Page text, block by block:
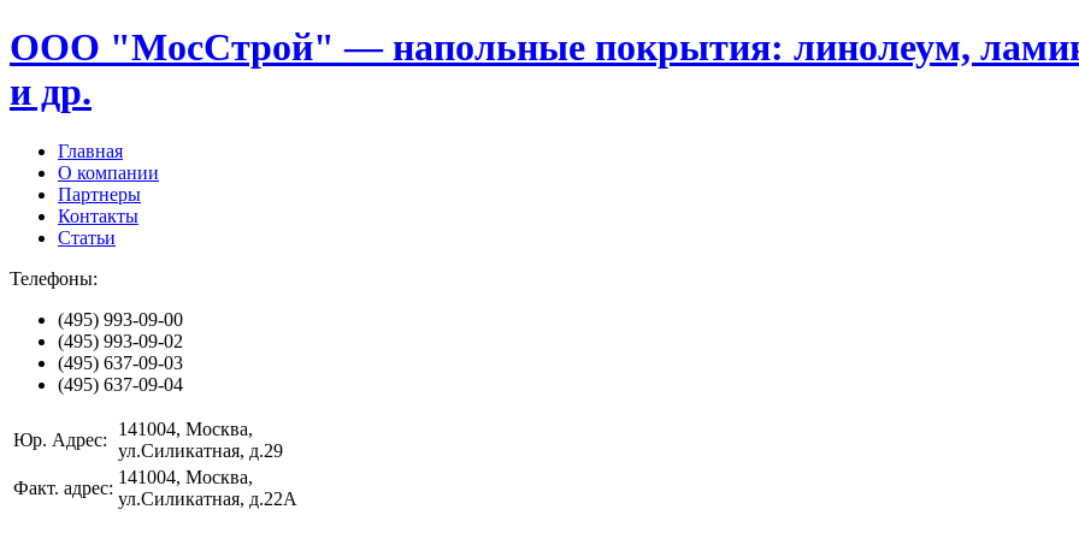
ООО "МосСтрой" — напольные покрытия: линолеум,
и др.
Главная
О компании
Партнеры
Контакты
Статьи
Телефоны:
(495) 993-09-00
(495) 993-09-02
(495) 637-09-03
(495) 637-09-04
Юр. Адрес:
141004, Москва,
ул.Силикатная, д.29
Факт. адрес:
141004, Москва,
ул.Силикатная, д.22А